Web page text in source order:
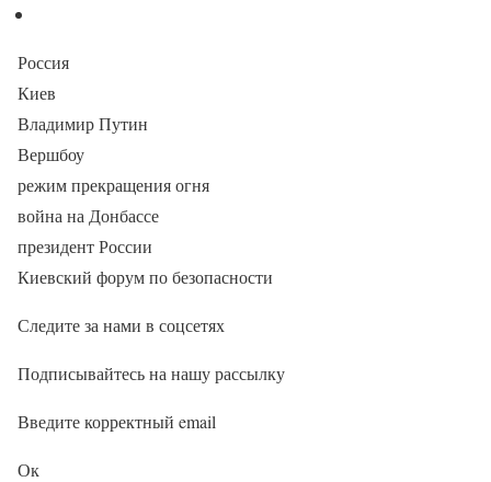
Россия
Киев
Владимир Путин
Вершбоу
режим прекращения огня
война на Донбассе
президент России
Киевский форум по безопасности
Следите за нами в соцсетях
Подписывайтесь на нашу рассылку
Введите корректный email
Ок